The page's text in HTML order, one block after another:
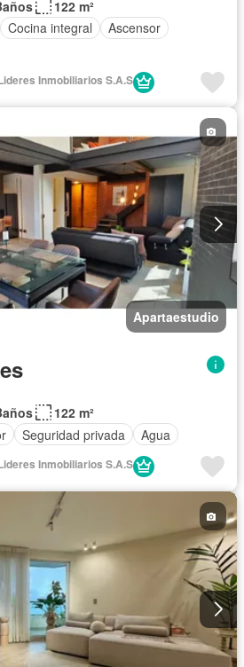
122 m²
Cocina integral
Ascensor
Inmobiliarios S.A.S
Apartaestudio
122 m²
Seguridad privada Agua
Inmobiliarios S.A.S